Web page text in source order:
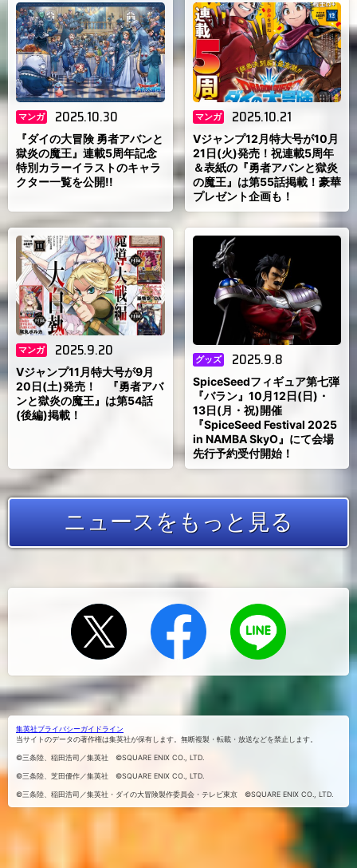
マンガ 2025.10.30
『ダイの大冒険 勇者アバンと
獄炎の魔王』連載5周年記念
特別カラーイラストのキャラ
クター一覧を公開!!
マンガ 2025.10.21
Vジャンプ12月特大号が10月
21日(火)発売！祝連載5周年
＆表紙の『勇者アバンと獄炎
の魔王』は第55話掲載！豪華
プレゼント企画も！
マンガ 2025.9.20
Vジャンプ11月特大号が9月
20日(土)発売！ 『勇者アバ
ンと獄炎の魔王』は第54話
(後編)掲載！
グッズ 2025.9.8
SpiceSeedフィギュア第七弾
『バラン』10月12日(日)・
13日(月・祝)開催
『SpiceSeed Festival 2025
in NAMBA SkyO』にて会場
先行予約受付開始！
ニュースをもっと見る
アする
でシェア
する
集英社プライバシーガイドライン
当サイトのデータの著作権は集英社が保有します。無断複製・転載・放送などを禁止します。
©三条陸、稲田浩司／集英社 ©SQUARE ENIX CO., LTD.
©三条陸、芝田優作／集英社 ©SQUARE ENIX CO., LTD.
©三条陸、稲田浩司／集英社・ダイの大冒険製作委員会・テレビ東京 ©SQUARE ENIX CO., LTD.